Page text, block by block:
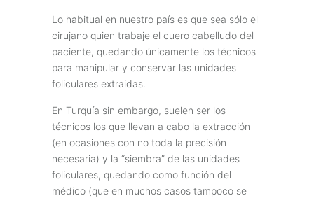
Lo habitual en nuestro país es que sea sólo el
cirujano quien trabaje el cuero cabelludo del
paciente, quedando únicamente los técnicos
para manipular y conservar las unidades
foliculares extraidas.
En Turquía sin embargo, suelen ser los
técnicos los que llevan a cabo la extracción
(en ocasiones con no toda la precisión
necesaria) y la “siembra” de las unidades
foliculares, quedando como función del
médico (que en muchos casos tampoco se